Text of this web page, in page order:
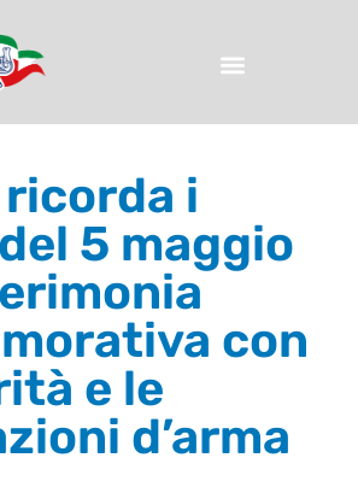
i
5 maggio
con
e le
d’arma